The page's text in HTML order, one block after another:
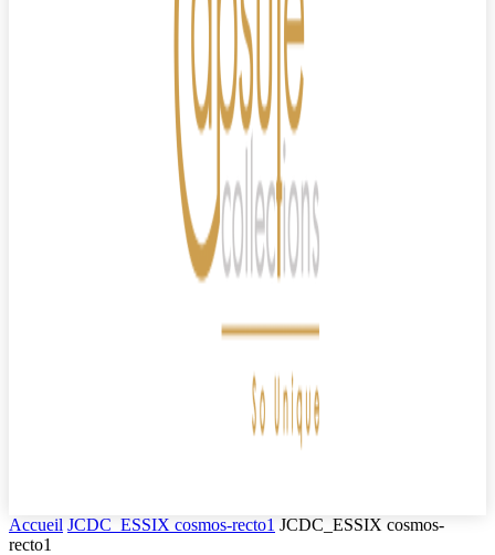
Accueil JCDC_ESSIX cosmos-recto1 JCDC_ESSIX cosmos-
recto1